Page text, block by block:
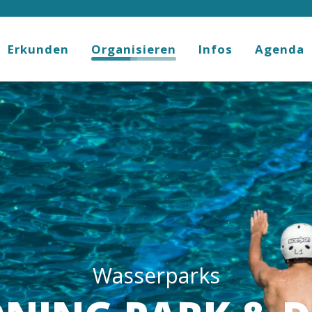
Erkunden Organisieren Infos Agenda
Wasserparks